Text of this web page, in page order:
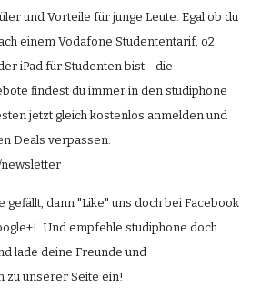
und Vorteile für junge Leute. Egal ob du
einem Vodafone Studententarif, o2
iPad für Studenten bist - die
findest du immer in den studiphone
jetzt gleich kostenlos anmelden und
newsletter
gefällt, dann "Like" uns doch bei Facebook
Und empfehle studiphone doch
lade deine Freunde und
zu unserer Seite ein!